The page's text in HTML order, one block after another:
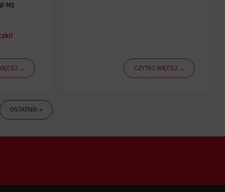
tej
→ CZYTAJ WIĘCEJ →
OSTATNIA »